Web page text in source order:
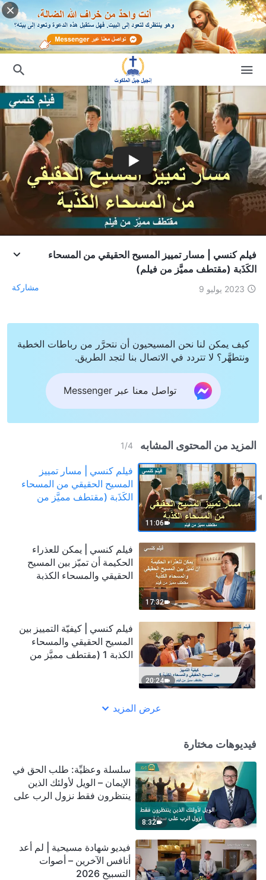
فيلم كنسي | مسار تمييز المسيح الحقيقي من المسحاء
الكَذَبة (مقتطف مميَّز من فيلم)
2023 يوليو 9 مشاركة
كيف يمكن لنا نحن المسيحيون أن نتحرَّر من رباطات الخطية
ونتطهَّر؟ لا تتردد في الاتصال بنا لتجد الطريق.
تواصل معنا عبر Messenger
المزيد من المحتوى المشابه 1/4
11:06
فيلم كنسي | مسار تمييز
المسيح الحقيقي من المسحاء
الكَذَبة (مقتطف مميَّز من
17:32
فيلم كنسي | يمكن للعذراء
الحكيمة أن تميّز بين المسيح
الحقيقي والمسحاء الكذبة
20:24
فيلم كنسي | كيفيّة التمييز بين
المسيح الحقيقي والمسحاء
الكذبة 1 (مقتطف مميَّز من
عرض المزيد
فيديوهات مختارة
8:32
سلسلة وعظيِّة: طلب الحق في
الإيمان – الويل لأولئك الذين
ينتظرون فقط نزول الرب على
فيديو شهادة مسيحية | لم أعد
أنافس الآخرين – أصوات
التسبيح 2026